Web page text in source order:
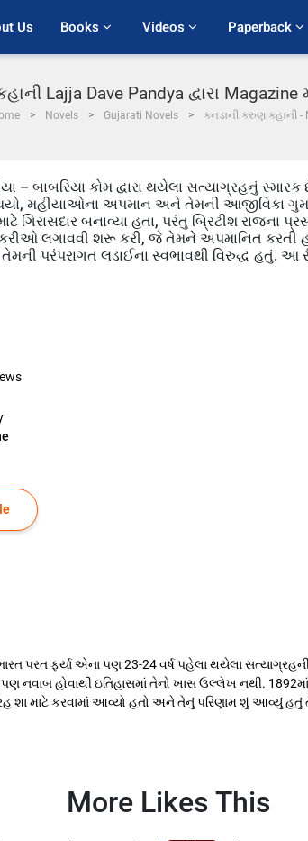
Us Books Videos Paperback
Lajja Dave Pandya દ્વારા
Novels Gujarati Novels કનડાની કરુણ કહાની -
– બાબરિયા કોમ દ્વારા થયેલા સત્યાગ્રહનું
મહીયાઓના અપમાન અને તેમની આજીવિકા
બનાવ્યા હતા, પરંતુ બ્રિટીશ રાજના
લગાવવી શરૂ કરી, જે તેમને અપમાનિત કરતી
પરંપરાગત લડાઈના સ્વભાવથી વિરુદ્ધ હતું. આ
પરત ફર્યા એના પણ 23-24 વર્ષ પહેલા થયેલા
નવાબ હોવાથી ઇતિહાસમાં તેનો ખાસ ઉલ્લેખ નથી.
શા માટે કરવામાં આવ્યો હતો અને તેનું પરિણામ શું આવ્યું
More Likes This